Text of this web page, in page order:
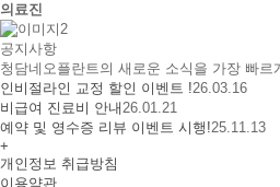
의료진
공지사항
청담네오플란트의 새로운 소식을 가장 빠르
인비절라인 교정 할인 이벤트 !26.03.16
비급여 진료비 안내26.01.21
예약 및 영수증 리뷰 이벤트 시행!25.11.13
+
개인정보 취급방침
이용약관